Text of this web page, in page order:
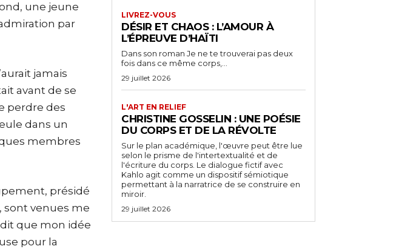
une jeune
par
jamais
avant de se
perdre des
dans un
membres
présidé
sont venues me
que mon idée
pour la
LIVREZ-VOUS
DÉSIR ET CHAOS : L’AMOUR À
L’ÉPREUVE D’HAÏTI
Dans son roman Je ne te trouverai pas deux
fois dans ce même corps,...
29 juillet 2026
L'ART EN RELIEF
CHRISTINE GOSSELIN : UNE POÉSIE
DU CORPS ET DE LA RÉVOLTE
Sur le plan académique, l'œuvre peut être lue
selon le prisme de l'intertextualité et de
l'écriture du corps. Le dialogue fictif avec
Kahlo agit comme un dispositif sémiotique
permettant à la narratrice de se construire en
miroir.
29 juillet 2026